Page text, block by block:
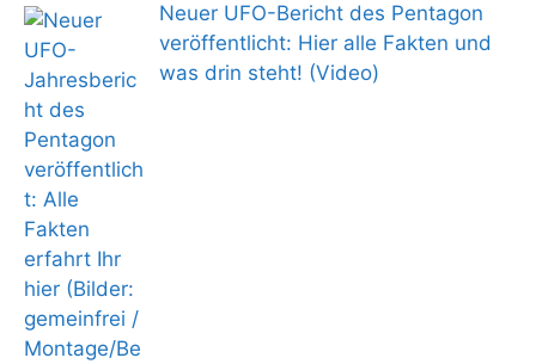
Neuer UFO-Bericht des Pentagon
veröffentlicht: Hier alle Fakten und
was drin steht! (Video)